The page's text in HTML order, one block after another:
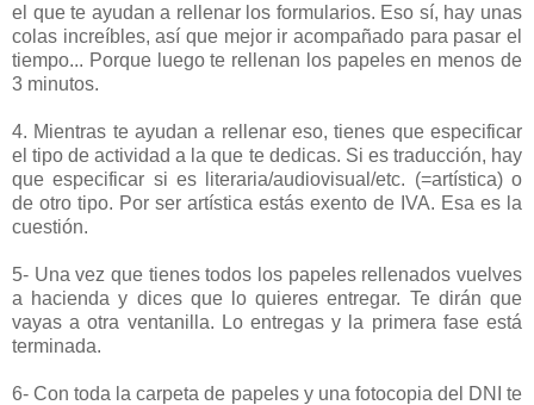
el que te ayudan a rellenar los formularios. Eso sí, hay unas
colas increíbles, así que mejor ir acompañado para pasar el
tiempo... Porque luego te rellenan los papeles en menos de
3 minutos.
4. Mientras te ayudan a rellenar eso, tienes que especificar
el tipo de actividad a la que te dedicas. Si es traducción, hay
que especificar si es literaria/audiovisual/etc. (=artística) o
de otro tipo. Por ser artística estás exento de IVA. Esa es la
cuestión.
5- Una vez que tienes todos los papeles rellenados vuelves
a hacienda y dices que lo quieres entregar. Te dirán que
vayas a otra ventanilla. Lo entregas y la primera fase está
terminada.
6- Con toda la carpeta de papeles y una fotocopia del DNI te